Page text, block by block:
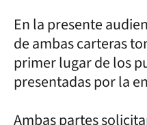
En la presente
de ambas carteras
primer lugar de los
presentadas por la
Ambas partes